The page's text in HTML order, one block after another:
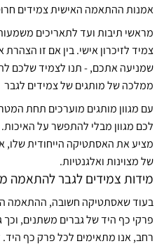
אמנות ההתאמה האישית צמידים
מראשי תיבות ועד לתאריכים
צמיד לזיכרון אישי. בין אם זו
שמניעה אתכם, - תנו לצמיד שלכם
ממלכה של מותגים של צמידים לגבר
לכם מגוון מבלי להתפשר על
מציע את האסתטיקה הייחודית שלו,
של מצוינות ואלגנטיות.
מידות צמידים לגבר להתאמה
בעוד שאסתטיקה חשובה, ההתאמה
פרקי כף היד של גברים משתנים,
רחב, אנו מתאימים לכל פרק כף